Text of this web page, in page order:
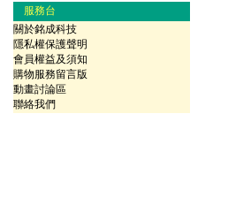
服務台
關於銘成科技
隱私權保護聲明
會員權益及須知
購物服務留言版
動畫討論區
聯絡我們